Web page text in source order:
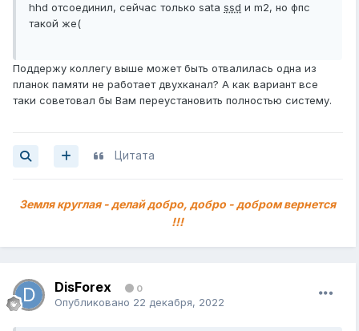
hhd отсоединил, сейчас только sata ssd и m2, но фпс
такой же(
Поддержу коллегу выше может быть отвалилась одна из
планок памяти не работает двухканал? А как вариант все
таки советовал бы Вам переустановить полностью систему.
Цитата
Земля круглая - делай добро, добро - добром вернется
!!!
DisForex 0
Опубликовано 22 декабря, 2022